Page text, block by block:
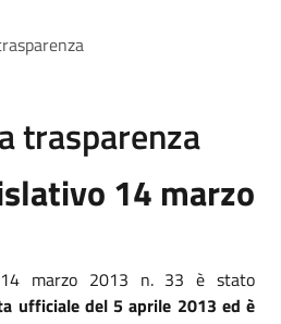
trasparenza
14 marzo
14 marzo 2013 n. 33 è stato
ufficiale del 5 aprile 2013 ed è